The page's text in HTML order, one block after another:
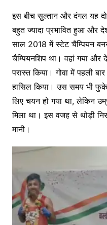
इस बीच सुल्तान और दंगल यह
बहुत ज्यादा प्रभावित हुआ और
साल 2018 में स्टेट चैम्पियन
चैम्पियनशिप था। वहां गया और
परास्त किया। गोवा में पहली
हासिल किया। उस समय भी
लिए चयन हो गया था, लेकिन
मिला था। इस वजह से थोड़ी
मानी।